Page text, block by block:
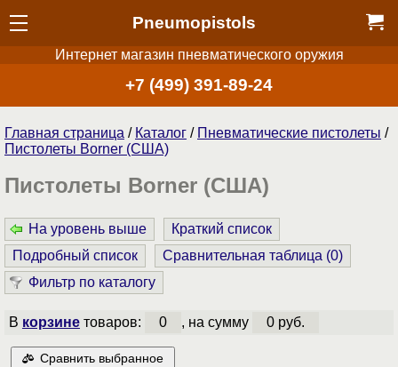
Pneumopistols
Интернет магазин пневматического оружия
+7 (499) 391-89-24
Главная страница / Каталог / Пнев­ма­ти­чес­кие пистолеты /
Пистолеты Borner (США)
Пистолеты Borner (США)
На уровень выше
Краткий список
Подробный список
Сравнительная таблица (0)
Фильтр по каталогу
В корзинетоваров: 0 , на сумму 0 руб.
Сравнить выбранное